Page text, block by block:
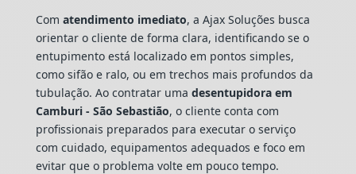
Com atendimento imediato, a Ajax Soluções busca
orientar o cliente de forma clara, identificando se o
entupimento está localizado em pontos simples,
como sifão e ralo, ou em trechos mais profundos da
tubulação. Ao contratar uma desentupidora em
Camburi - São Sebastião, o cliente conta com
profissionais preparados para executar o serviço
com cuidado, equipamentos adequados e foco em
evitar que o problema volte em pouco tempo.